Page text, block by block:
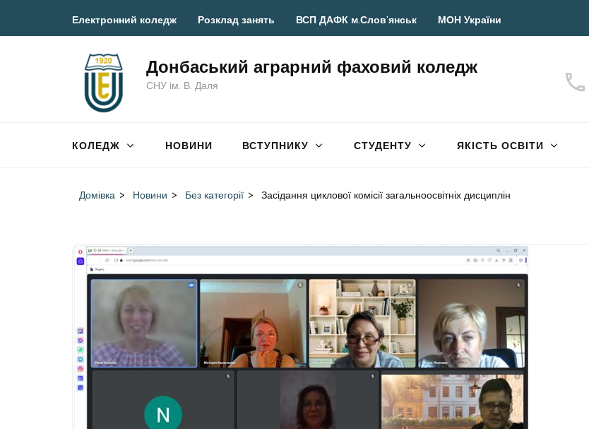
Електронний коледж Розклад занять ВСП ДАФК м.Слов’янськ МОН України
Донбаський аграрний фаховий коледж
СНУ ім. В. Даля
КОЛЕДЖ НОВИНИ ВСТУПНИКУ СТУДЕНТУ ЯКІСТЬ ОСВІТИ
Домівка > Новини > Без категорії > Засідання циклової комісії загальноосвітніх дисциплін